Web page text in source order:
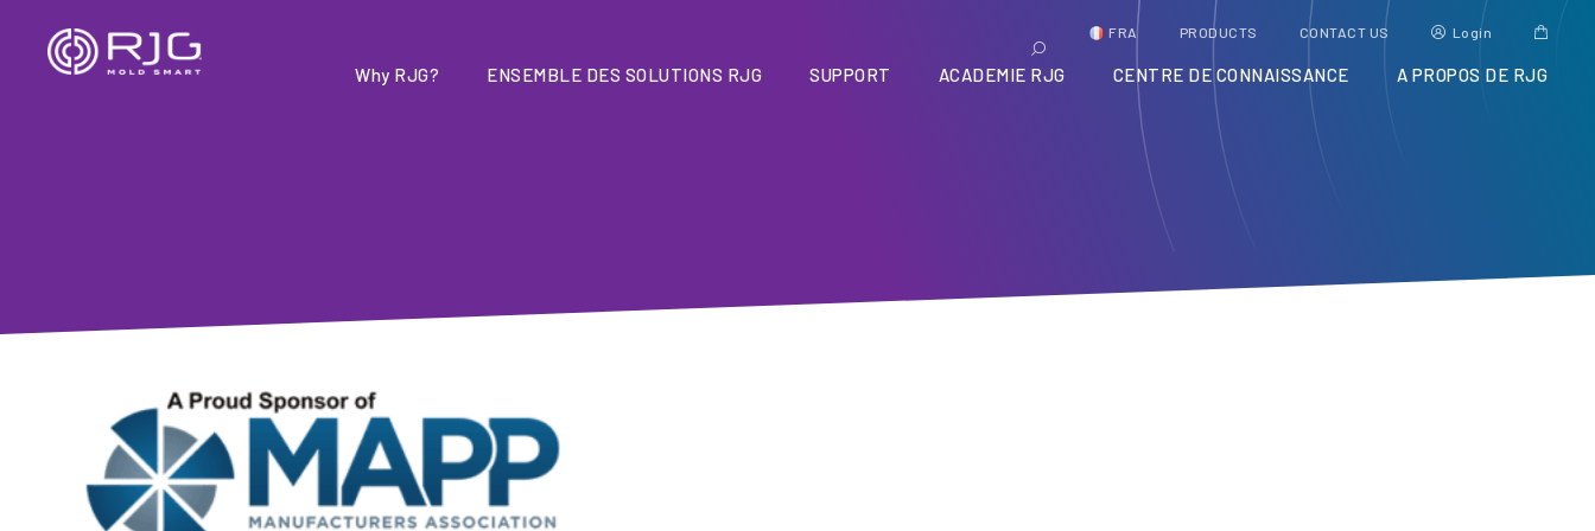
contenu
FRA PRODUCTS CONTACT US Login
Why RJG? ENSEMBLE DES SOLUTIONS RJG SUPPORT ACADEMIE RJG CENTRE DE CONNAISSANCE A PROPOS DE RJG